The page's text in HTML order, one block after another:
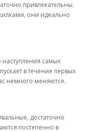
привлекательны.
они идеально
наступления самых
в течение первых
немного меняются.
достаточно
постепенно в